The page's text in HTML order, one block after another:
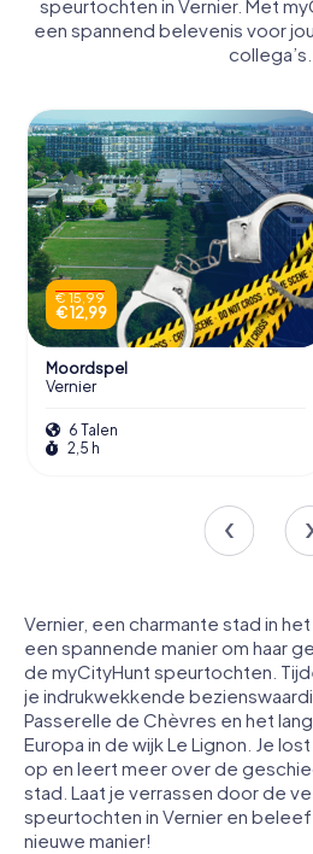
speurtochten in Vernier. Met
een spannend belevenis voor
collega’s.
€ 15,99
€ 12,99
Moordspel
Vernier
6 Talen
2,5 h
Vernier, een charmante stad in
een spannende manier om haar
de myCityHunt speurtochten.
je indrukwekkende
Passerelle de Chèvres en het
Europa in de wijk Le Lignon. Je
op en leert meer over de
stad. Laat je verrassen door de
speurtochten in Vernier en
nieuwe manier!